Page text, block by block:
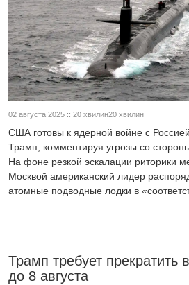
02 августа 2025 :: 20 хвилин20 хвилин
США готовы к ядерной войне с
Трамп, комментируя угрозы со
На фоне резкой эскалации риторики
Москвой американский лидер
атомные подводные лодки в
Трамп требует прекратить
до 8 августа